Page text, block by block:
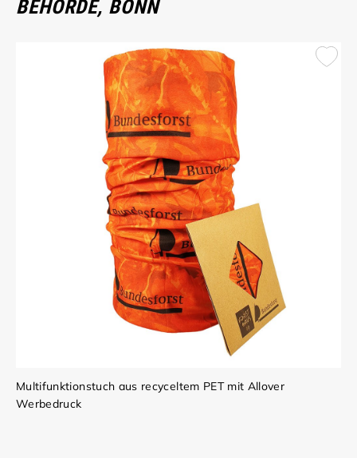
BEHÖRDE, BONN
Multifunktionstuch aus recyceltem PET mit Allover
Werbedruck